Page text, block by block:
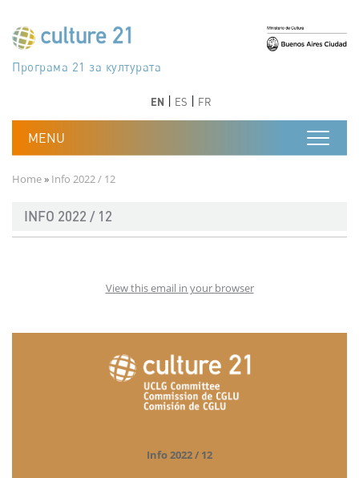
جدول أعمال القرن 21 للثقافة
Програма 21 за културата
Agenda 21 de la cultura
Agjenda 21 për kulturë
Agenda 21 van cultuur
Agenda 21 for culture
Kulturaren Agenda 21
Agenda 21 de la culture
Axenda 21 da cultura
Agenda 21 für Kultur
Agenda 21 della cultura
文化のためのアジェンダ21
دستورکار 21 برای فرهنگ
Agenda 21 dla kultury
Agenda 21 da cultura
Повестка дня 21 для культуры
Agenda 21 za kulturu
Agenda 21 de la cultura
Agenda 21 för kulturen
Kültür için Gündem 21
Порядок денний 21 для культури
EN ES FR
Breadcrumb
Home Info 2022 / 12
INFO 2022 / 12
View this email in your browser
Info 2022 / 12